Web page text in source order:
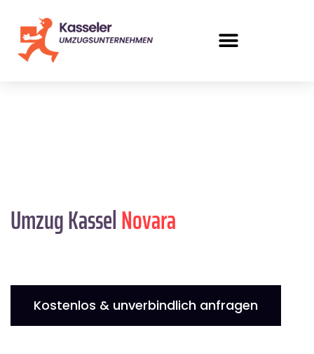
Umzug KasselNovara
Kostenlos & unverbindlich anfragen